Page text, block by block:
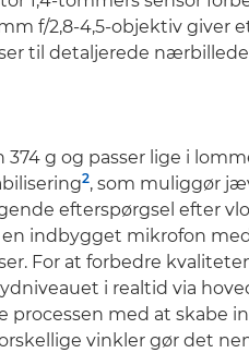
f/2,8-4,5-objektiv giver
til detaljerede
374 g og passer lige i
2, som muliggør
efterspørgsel efter
en indbygget mikrofon
For at forbedre
i realtid via
processen med at skabe
vinkler gør det